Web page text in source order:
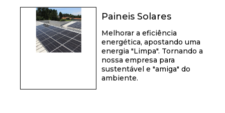
Paineis Solares
Melhorar a eficiência
energética, apostando uma
energia "Limpa". Tornando a
nossa empresa para
sustentável e "amiga" do
ambiente.